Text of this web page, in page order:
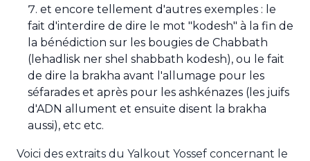
et encore tellement d'autres exemples : le
fait d'interdire de dire le mot "kodesh" à la fin de
la bénédiction sur les bougies de Chabbath
(lehadlisk ner shel shabbath kodesh), ou le fait
de dire la brakha avant l'allumage pour les
séfarades et après pour les ashkénazes (les juifs
d'ADN allument et ensuite disent la brakha
aussi), etc etc.
Voici des extraits du Yalkout Yossef concernant le